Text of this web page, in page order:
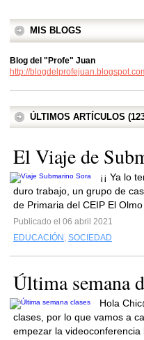
MIS BLOGS
Blog del "Profe" Juan
http://
ÚLTIMOS ARTÍCULOS
El Viaje de
¡¡ Ya lo
duro trabajo, un grupo de
de Primaria del CEIP El
Publicado el 06 abril 2021
EDUCACIÓN , SOCIEDAD
Última semana
Hola
clases, por lo que vamos a
empezar la videoconferencia